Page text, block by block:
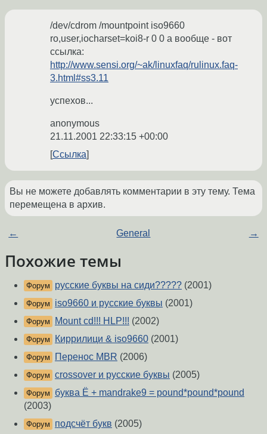
/dev/cdrom /mountpoint iso9660
ro,user,iocharset=koi8-r 0 0 а вообще - вот
ссылка:
http://www.sensi.org/~ak/linuxfaq/rulinux.faq-
3.html#ss3.11
успехов...
anonymous
21.11.2001 22:33:15 +00:00
Ссылка
Вы не можете добавлять комментарии в эту тему. Тема
перемещена в архив.
← General →
Похожие темы
Форум русские буквы на сиди????? (2001)
Форум iso9660 и русские буквы (2001)
Форум Mount cd!!! HLP!!! (2002)
Форум Киррилици & iso9660 (2001)
Форум Перенос MBR (2006)
Форум crossover и русские буквы (2005)
Форум
буква Ё + mandrake9 = pound*pound*pound
(2003)
Форум подсчёт букв (2005)